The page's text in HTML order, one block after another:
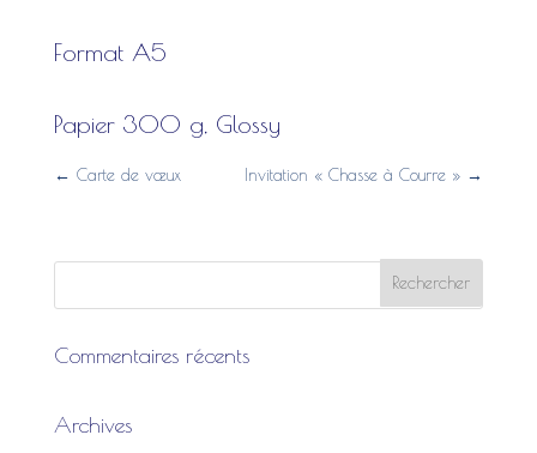
Format A5
Papier 300 g, Glossy
← Carte de vœux Invitation « Chasse à Courre » →
Commentaires récents
Archives